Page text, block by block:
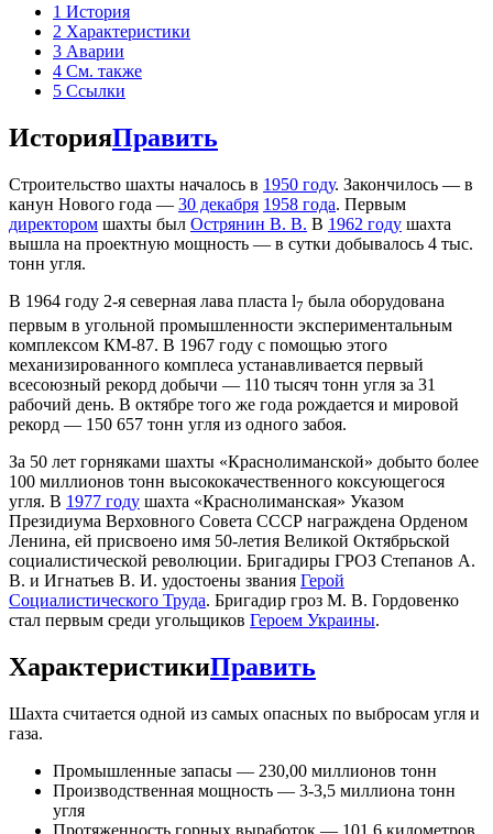
1 История
2 Характеристики
3 Аварии
4 См. также
5 Ссылки
ИсторияПравить
Строительство шахты началось в 1950 году. Закончилось — в
канун Нового года — 30 декабря 1958 года. Первым
директором шахты был Острянин В. В. В 1962 году шахта
вышла на проектную мощность — в сутки добывалось 4 тыс.
тонн угля.
В 1964 году 2-я северная лава пласта l7 была оборудована
первым в угольной промышленности экспериментальным
комплексом КМ-87. В 1967 году с помощью этого
механизированного комплеса устанавливается первый
всесоюзный рекорд добычи — 110 тысяч тонн угля за 31
рабочий день. В октябре того же года рождается и мировой
рекорд — 150 657 тонн угля из одного забоя.
За 50 лет горняками шахты «Краснолиманской» добыто более
100 миллионов тонн высококачественного коксующегося
угля. В 1977 году шахта «Краснолиманская» Указом
Президиума Верховного Совета СССР награждена Орденом
Ленина, ей присвоено имя 50-летия Великой Октябрьской
социалистической революции. Бригадиры ГРОЗ Степанов А.
В. и Игнатьев В. И. удостоены звания Герой
Социалистического Труда. Бригадир гроз М. В. Гордовенко
стал первым среди угольщиков Героем Украины.
ХарактеристикиПравить
Шахта считается одной из самых опасных по выбросам угля и
газа.
Промышленные запасы — 230,00 миллионов тонн
Производственная мощность — 3-3,5 миллиона тонн
угля
Протяженность горных выработок — 101,6 километров